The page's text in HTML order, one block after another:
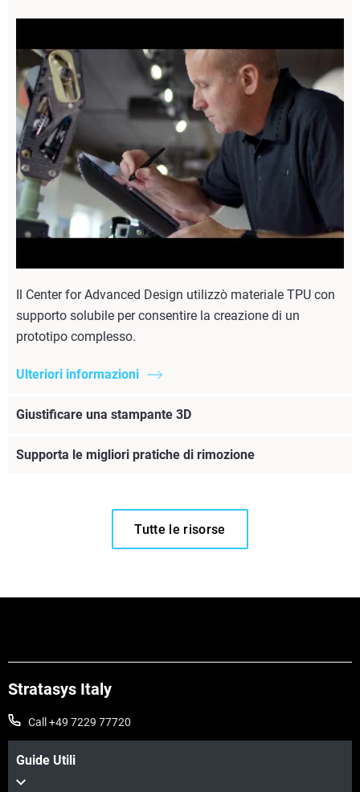
Il Center for Advanced Design utilizzò materiale TPU con
supporto solubile per consentire la creazione di un
prototipo complesso.
Ulteriori informazioni
Giustificare una stampante 3D
Ulteriori informazioni
Supporta le migliori pratiche di rimozione
Tutte le risorse
Stratasys Italy
Call +49 7229 77720
Guide Utili